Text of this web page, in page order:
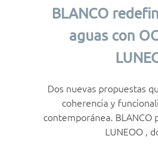
BLANCO
aguas con
Dos nuevas propuestas
coherencia y
contemporánea. BLANCO
LUNEOO ,